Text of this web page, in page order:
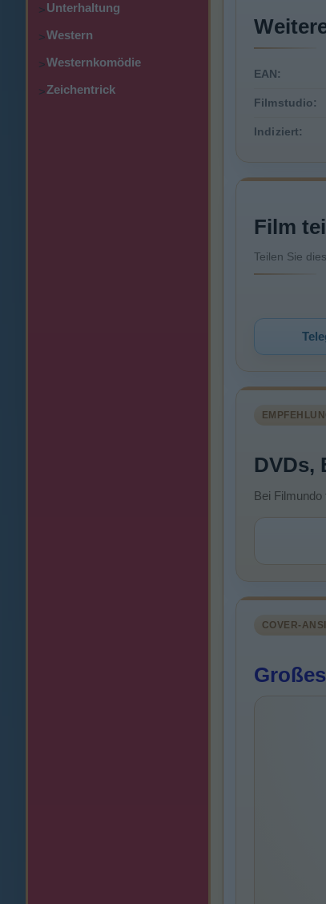
>Unterhaltung
>Western
>Westernkomödie
>Zeichentrick
EAN:
Filmstudio:
Indiziert:
Film
Teilen Sie
DVDs,
Bei
COVER-